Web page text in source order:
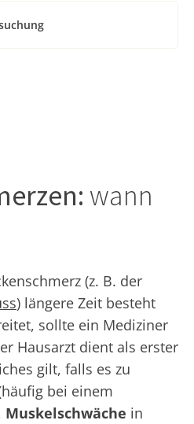
wann
(z. B. der
) längere Zeit besteht
sollte ein Mediziner
Hausarzt dient als erster
gilt, falls es zu
bei einem
Muskelschwäche in